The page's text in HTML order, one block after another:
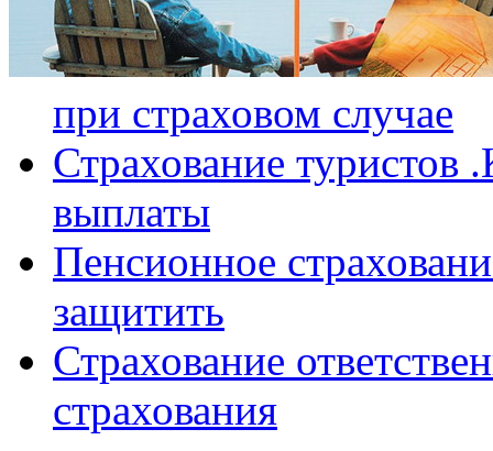
при страховом случае
Страхование туристов
выплаты
Пенсионное
защитить
Страхование
страхования